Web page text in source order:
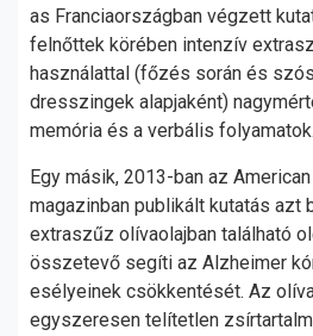
as Franciaországban végzett
felnőttek körében intenzív
használattal (főzés során és
dresszingek alapjaként)
memória és a verbális folyamatok.
Egy másik, 2013-ban az
magazinban publikált kutatás azt
extraszűz olívaolajban található
összetevő segíti az Alzheimer
esélyeinek csökkentését. Az
egyszeresen telítetlen